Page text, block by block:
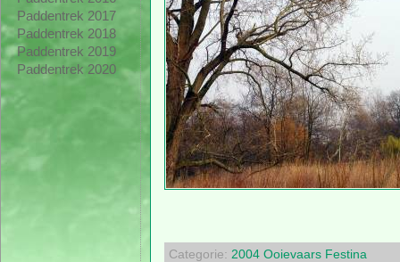
Paddentrek 2017
Paddentrek 2018
Paddentrek 2019
Paddentrek 2020
Categorie: 2004 Ooievaars Festina